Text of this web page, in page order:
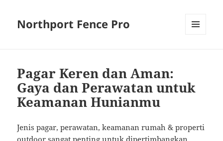
Northport Fence Pro
Pagar Keren dan Aman:
Gaya dan Perawatan untuk
Keamanan Hunianmu
Jenis pagar, perawatan, keamanan rumah & properti